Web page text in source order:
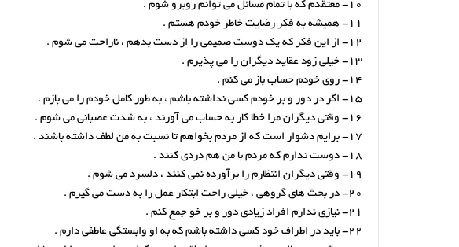
10- معتقدم که با تمام مسائل می توانم روبرو شوم .
11- همیشه به فکر رضایت خاطر خودم هستم .
12- از این فکر که یک دوست صمیمی را از دست بدهم ، ناراحت می شوم .
13- خیلی زود عقاید دیگران را می پذیرم .
14- روی خودم حساب باز می کنم .
15- اگر در دور و بر خودم کسی نداشته باشم ، به طور کامل خودم را می بازم .
16- وقتی دیگران مرا خطا کار به حساب می آورند ، به شدت عصبانی می شوم .
17- برایم دشوار است که از مردم بخواهم تا نسبت به من لطف داشته باشند .
18- دوست ندارم که مردم با من هم دردی کنند .
19- وقتی دیگران انتظارم را برآورده نمی کنند ، دلسرد می شوم .
20- در بحث های گروهی ، خیلی راحت ابتکار عمل را به دست می گیرم .
21- نیازی ندارم افراد زیادی دور و بر خو جمع کنم .
22- باید در اطراف خود کسی داشته باشم که به او وابستگی عاطفی دارم .